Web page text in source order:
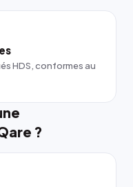
HDS, conformes au
?